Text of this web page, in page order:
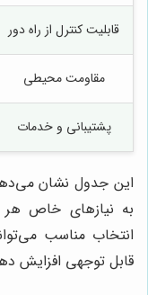
قابلیت کنترل از راه دور
مقاومت محیطی
پشتیبانی و خدمات
این جدول نشان
به نیازهای خاص هر
انتخاب مناسب
قابل توجهی افزایش